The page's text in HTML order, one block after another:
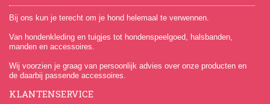
Bij ons kun je terecht om je hond helemaal te verwennen.
Van hondenkleding en tuigjes tot hondenspeelgoed, halsbanden,
manden en accessoires.
Wij voorzien je graag van persoonlijk advies over onze producten en
de daarbij passende accessoires.
KLANTENSERVICE